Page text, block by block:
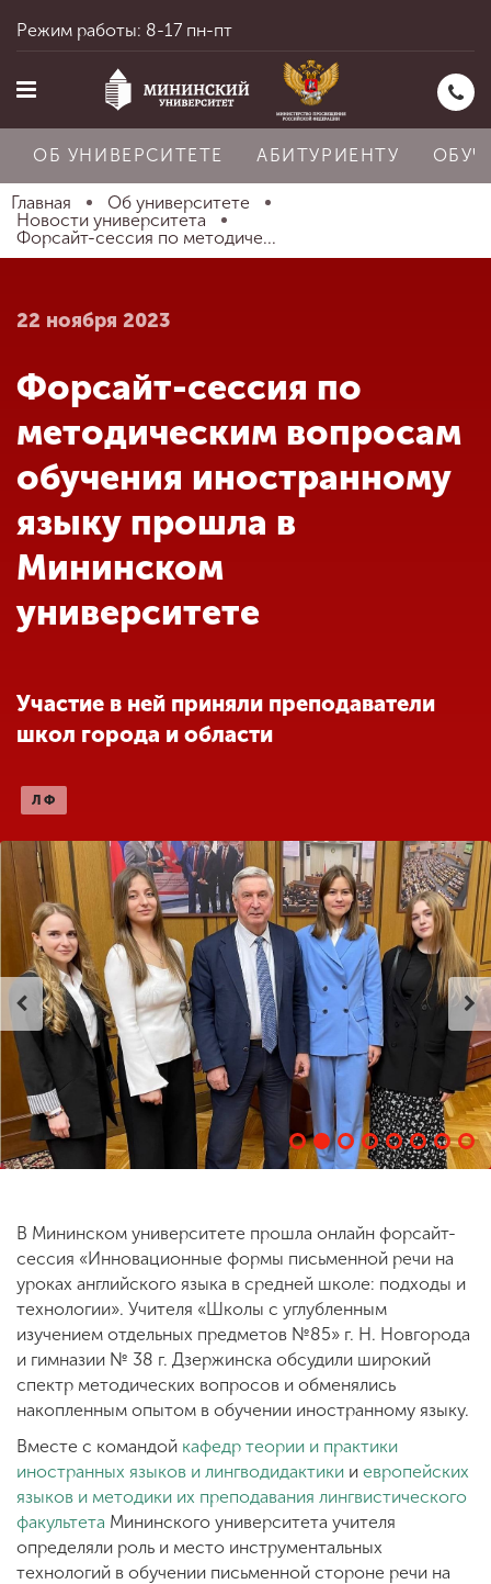
Главная
Абитуриенту
Обучение
Наука
Другие виды
Студенческая жизнь
Сведения об
образовательной
организации
ENG SPN CHI
Приемная
Режим работы: 8-17 пн-пт
ОБ УНИВЕРСИТЕТЕ АБИТУРИЕНТУ
Главная
Об университете
Новости университета
Форсайт-сессия по методиче...
22 ноября 2023
Форсайт-сессия по
методическим вопросам
обучения иностранному
языку прошла в
Мининском
университете
Участие в ней приняли преподаватели
школ города и области
ЛФ
В Мининском университете прошла онлайн форсайт-
сессия «Инновационные формы письменной речи на
уроках английского языка в средней школе: подходы и
технологии». Учителя «Школы с углубленным
изучением отдельных предметов №85» г. Н. Новгорода
и гимназии № 38 г. Дзержинска обсудили широкий
спектр методических вопросов и обменялись
накопленным опытом в обучении иностранному языку.
Вместе с командой кафедр теории и практики
иностранных языков и лингводидактики и европейских
языков и методики их преподавания лингвистического
факультета Мининского университета учителя
определяли роль и место инструментальных
технологий в обучении письменной стороне речи на